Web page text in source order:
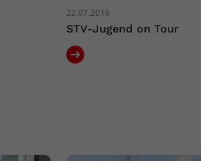
22.07.2019
STV-Jugend on Tour